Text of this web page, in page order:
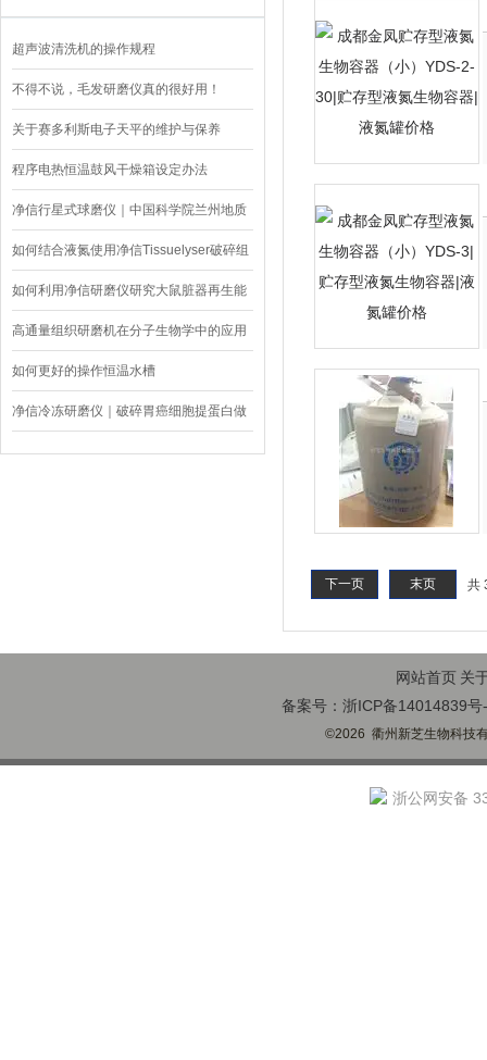
超声波清洗机的操作规程
不得不说，毛发研磨仪真的很好用！
关于赛多利斯电子天平的维护与保养
程序电热恒温鼓风干燥箱设定办法
净信行星式球磨仪｜中国科学院兰州地质
研究所橄榄岩研磨
如何结合液氮使用净信Tissuelyser破碎组
织细胞
如何利用净信研磨仪研究大鼠脏器再生能
力
高通量组织研磨机在分子生物学中的应用
如何更好的操作恒温水槽
净信冷冻研磨仪｜破碎胃癌细胞提蛋白做
WB
共
下一页 末页
网站首页 关
备案号：浙ICP备14014839号
©2026 衢州新芝生物科技
浙公网安备